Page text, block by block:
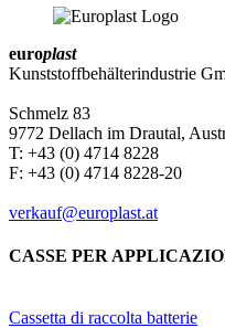
europlast
Kunststoffbehälterindustrie
Schmelz 83
9772 Dellach im Drautal,
T: +43 (0) 4714 8228
F: +43 (0) 4714 8228-20
verkauf@europlast.at
CASSE PER
Cassetta di raccolta batterie